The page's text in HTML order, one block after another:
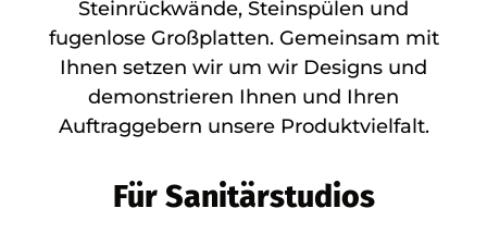
Steinrückwände, Steinspülen und
fugenlose Großplatten. Gemeinsam mit
Ihnen setzen wir um wir Designs und
demonstrieren Ihnen und Ihren
Auftraggebern unsere Produktvielfalt.
Für Sanitärstudios